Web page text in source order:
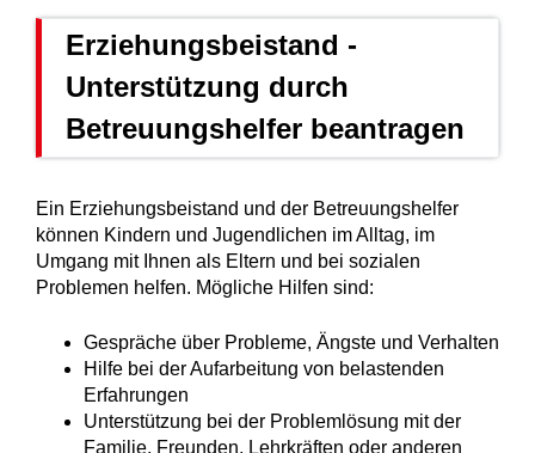
Erziehungsbeistand -
Unterstützung durch
Betreuungshelfer beantragen
Ein Erziehungsbeistand und der Betreuungshelfer
können Kindern und Jugendlichen im Alltag, im
Umgang mit Ihnen als Eltern und bei sozialen
Problemen helfen. Mögliche Hilfen sind:
Gespräche über Probleme, Ängste und Verhalten
Hilfe bei der Aufarbeitung von belastenden
Erfahrungen
Unterstützung bei der Problemlösung mit der
Familie, Freunden, Lehrkräften oder anderen